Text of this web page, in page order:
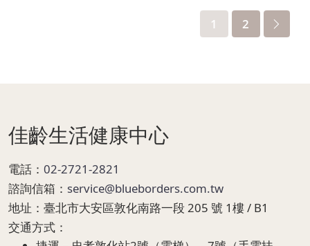
1 2
佳齡生活健康中心
電話： 02-2721-2821
諮詢信箱： service@blueborders.com.tw
地址： 臺北市大安區敦化南路一段 205 號 1樓 / B1
交通方式：